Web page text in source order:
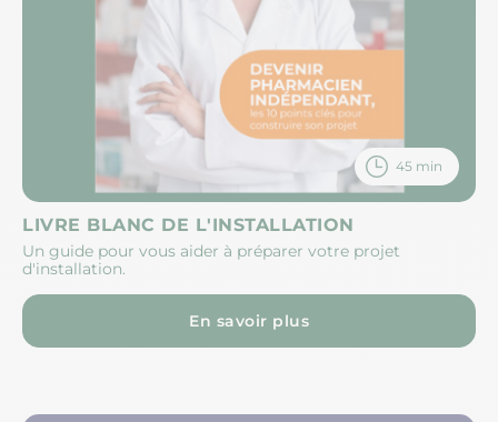
45 min
LIVRE BLANC DE L'INSTALLATION
Un guide pour vous aider à préparer votre projet
d'installation.
En savoir plus